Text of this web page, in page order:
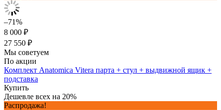
–71%
8 000 ₽
27 550 ₽
Мы советуем
По акции
Комплект Anatomica Vitera парта + стул + выдвижной ящик +
подставка
Купить
Дешевле всех на 20%
Распродажа!